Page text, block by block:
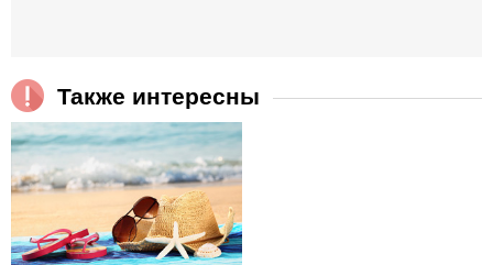
Также интересны